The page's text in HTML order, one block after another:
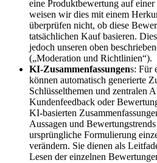
eine Produktbewertung auf
weisen wir dies mit einem
überprüfen nicht, ob diese
tatsächlichen Kauf basieren.
jedoch unseren oben
(„Moderation und Richtlinien“).
KI-Zusammenfassungens: Für
können automatisch generierte
Schlüsselthemen und zentralen
Kundenfeedback oder
KI-basierten
Aussagen und
ursprüngliche Formulierung
verändern. Sie dienen als
Lesen der einzelnen